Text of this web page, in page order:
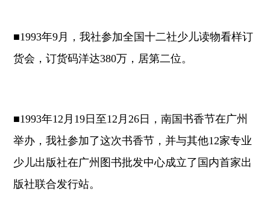
■1993年9月，我社参加全国十二社少儿读物看样订
货会，订货码洋达380万，居第二位。
■1993年12月19日至12月26日，南国书香节在广州
举办，我社参加了这次书香节，并与其他12家专业
少儿出版社在广州图书批发中心成立了国内首家出
版社联合发行站。